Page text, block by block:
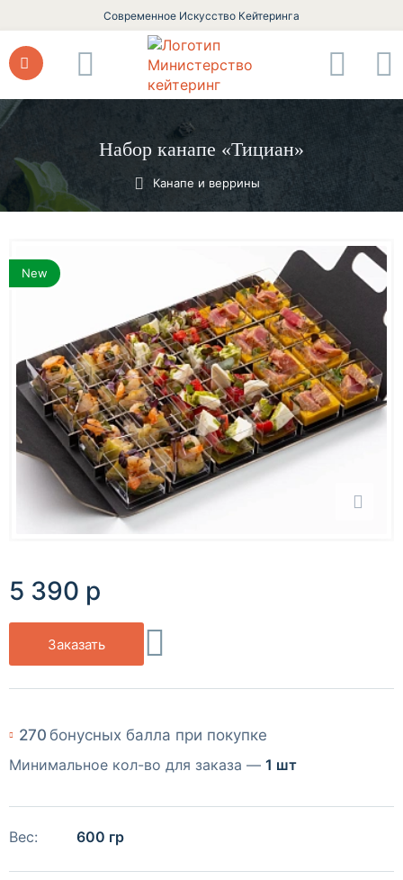
Современное Искусство Кейтеринга
Набор канапе «Тициан»
Канапе и веррины
New
270 бонусных балла при покупке
Минимальное кол-во для заказа — 1 шт
Вес: 600 гр
5 390 р
Заказать